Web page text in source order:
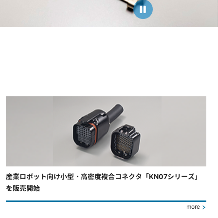
産業ロボット向け小型・高密度複合コネクタ「KN07シリーズ」
を販売開始
more